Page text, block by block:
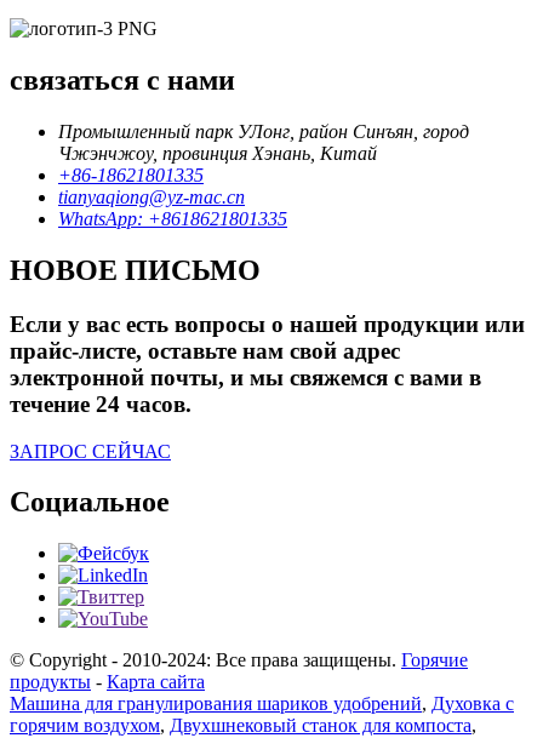
связаться с нами
Промышленный парк УЛонг, район Синъян, город
Чжэнчжоу, провинция Хэнань, Китай
+86-18621801335
tianyaqiong@yz-mac.cn
WhatsApp: +8618621801335
НОВОЕ ПИСЬМО
Если у вас есть вопросы о нашей продукции или
прайс-листе, оставьте нам свой адрес
электронной почты, и мы свяжемся с вами в
течение 24 часов.
ЗАПРОС СЕЙЧАС
Социальное
© Copyright - 2010-2024: Все права защищены. Горячие
продукты - Карта сайта
Машина для гранулирования шариков удобрений, Духовка с
горячим воздухом, Двухшнековый станок для компоста,